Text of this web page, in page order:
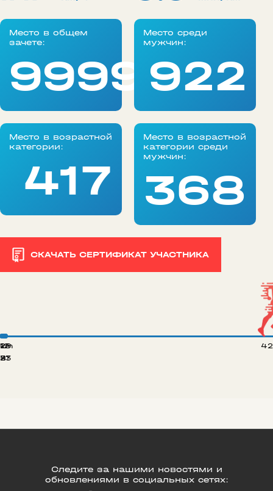
Место в общем
зачете:
99999
Место среди
мужчин:
922
Место в возрастной
категории:
417
Место в возрастной
категории среди
мужчин:
368
СКАЧАТЬ СЕРТИФИКАТ УЧАСТНИКА
8
12
21
29
33
Следите за нашими новостями и
обновлениями в социальных сетях: